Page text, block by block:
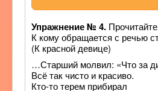
Упражнение № 4.
К кому обращается с речью
(К красной девице)
…Старший молвил: «Что за
Всё так чисто и красиво.
Кто-то терем прибирал